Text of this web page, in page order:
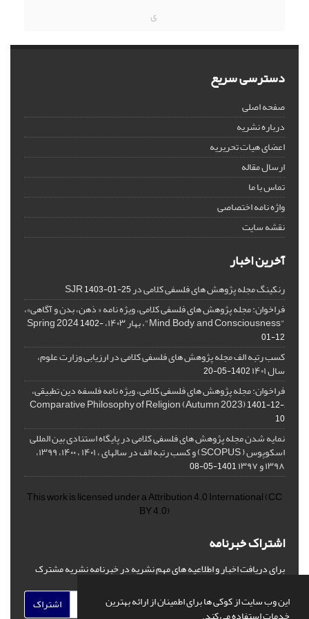
این وب سایت از کوکی ها برای اطمینان از ارائه بهترین
ی
دسترسی سریع
صفحه اصلی
درباره نشریه
اعضای هیات تحریریه
ارسال مقاله
تماس با ما
واژه نامه اختصاصی
نقشه سایت
آخرین اخبار
رنکینگ مجله پژوهش های فلسفی کلامی در SJR1403-01-25
فراخوان: مجله پژوهش های فلسفی کلامی، ویژه نامه « ذهن، بدن و آگاهی»،
"Mind, Body, and Consciousness"، بهار ۱۴۰۳، Spring 2024
1402-
01-12
کسب رتبه الف مجله پژوهش های فلسفی کلامی در ارزیابی وزارت علوم،
سال ۱۴۰۱ 1402-05-20
فراخوان: مجله پژوهش های فلسفی کلامی، ویژه نامه فلسفه دین تطبیقی،
,Comparative Philosophy of Religion (Autumn 2023)
1401-12-
10
نمایه شدن مجله پژوهش های فلسفی کلامی در پایگاه استنادی بین المللی
اسکوپوس ( SCOPUS) و کسب رتبه الف در سالهای ، ۱۴۰۱ ، ۱۴۰۰، ۱۳۹۹،
۱۳۹۸ و ۱۳۹۷ 1401-05-08
This work is licensed under aAttribution 4.0 International(CC
BY 4.0)
اشتراک خبرنامه
برای دریافت اخبار و اطلاعیه های مهم نشریه در خبرنامه نشریه مشترک
اشتراک